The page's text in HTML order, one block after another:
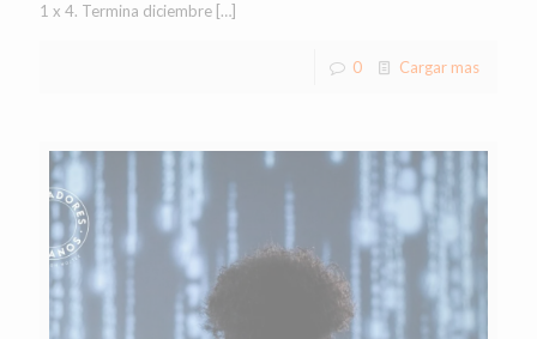
1 x 4. Termina diciembre […]
0 Cargar mas